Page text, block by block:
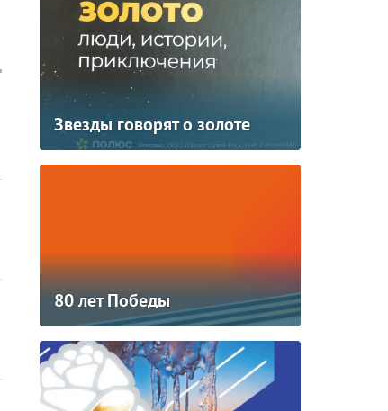
Звезды говорят о золоте
80 лет Победы